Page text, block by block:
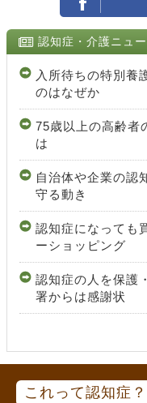
認知症・介護ニュー
入所待ちの特別養
のはなぜか
75歳以上の高齢者
は
自治体や企業の認
守る動き
認知症になっても
ーショッピング
認知症の人を保護
署からは感謝状
これって認知症